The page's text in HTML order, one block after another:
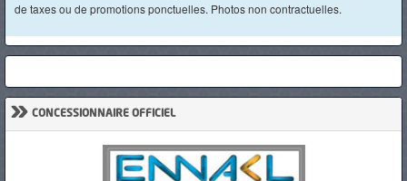
de taxes ou de promotions ponctuelles. Photos non contractuelles.
» CONCESSIONNAIRE OFFICIEL